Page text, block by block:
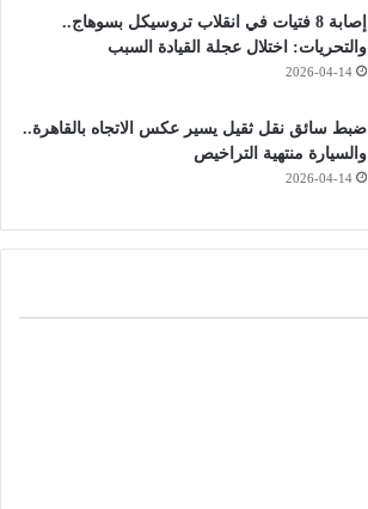
إصابة 8 فتيات في انقلاب تروسيكل بسوهاج..
والتحريات: اختلال عجلة القيادة السبب
2026-04-14
ضبط سائق نقل ثقيل يسير عكس الاتجاه بالقاهرة..
والسيارة منتهية التراخيص
2026-04-14